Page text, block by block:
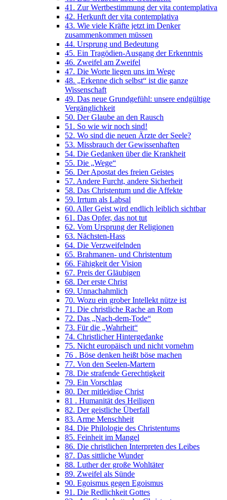
41. Zur Wertbestimmung der vita contemplativa
42. Herkunft der vita contemplativa
43. Wie viele Kräfte jetzt im Denker
zusammenkommen müssen
44. Ursprung und Bedeutung
45. Ein Tragödien-Ausgang der Erkenntnis
46. Zweifel am Zweifel
47. Die Worte liegen uns im Wege
48. „Erkenne dich selbst“ ist die ganze
Wissenschaft
49. Das neue Grundgefühl: unsere endgültige
Vergänglichkeit
50. Der Glaube an den Rausch
51. So wie wir noch sind!
52. Wo sind die neuen Ärzte der Seele?
53. Missbrauch der Gewissenhaften
54. Die Gedanken über die Krankheit
55. Die „Wege“
56. Der Apostat des freien Geistes
57. Andere Furcht, andere Sicherheit
58. Das Christentum und die Affekte
59. Irrtum als Labsal
60. Aller Geist wird endlich leiblich sichtbar
61. Das Opfer, das not tut
62. Vom Ursprung der Religionen
63. Nächsten-Hass
64. Die Verzweifelnden
65. Brahmanen- und Christentum
66. Fähigkeit der Vision
67. Preis der Gläubigen
68. Der erste Christ
69. Unnachahmlich
70. Wozu ein grober Intellekt nütze ist
71. Die christliche Rache an Rom
72. Das „Nach-dem-Tode“
73. Für die „Wahrheit“
74. Christlicher Hintergedanke
75. Nicht europäisch und nicht vornehm
76 . Böse denken heißt böse machen
77. Von den Seelen-Martern
78. Die strafende Gerechtigkeit
79. Ein Vorschlag
80. Der mitleidige Christ
81 . Humanität des Heiligen
82. Der geistliche Überfall
83. Arme Menschheit
84. Die Philologie des Christentums
85. Feinheit im Mangel
86. Die christlichen Interpreten des Leibes
87. Das sittliche Wunder
88. Luther der große Wohltäter
89. Zweifel als Sünde
90. Egoismus gegen Egoismus
91. Die Redlichkeit Gottes